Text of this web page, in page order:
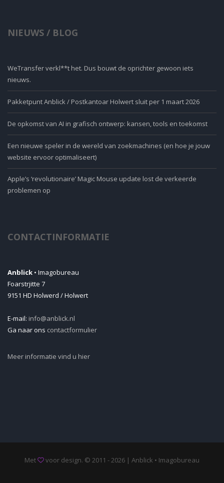
NIEUWS / BLOG
WeTransfer verkl**t het. Dus bouwt de oprichter gewoon iets
nieuws.
Pakketpunt Anblick / Postkantoar Holwert sluit per 1 maart 2026
De opkomst van AI in grafisch ontwerp: kansen, tools en toekomst
Een nieuwe speler in de wereld van zoekmachines (en hoe je jouw
website ervoor optimaliseert)
Apple’s ‘revolutionaire’ Magic Mouse update lost de verkeerde
problemen op
CONTACTINFORMATIE
Anblick • Imagobureau
Foarstrjitte 7
9151 HD Holwerd / Holwert
E-mail: info@anblick.nl
Ga naar ons contactformulier
Meer informatie vind u hier
Met voor design. © 2011 - 2026 | Anblick • Imagobureau